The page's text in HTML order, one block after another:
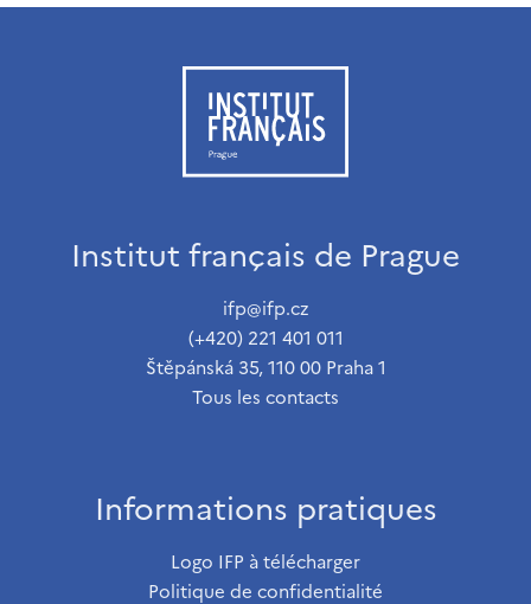
Institut français de Prague
ifp@ifp.cz
(+420) 221 401 011
Štěpánská 35, 110 00 Praha 1
Tous les contacts
Informations pratiques
Logo IFP à télécharger
Politique de confidentialité